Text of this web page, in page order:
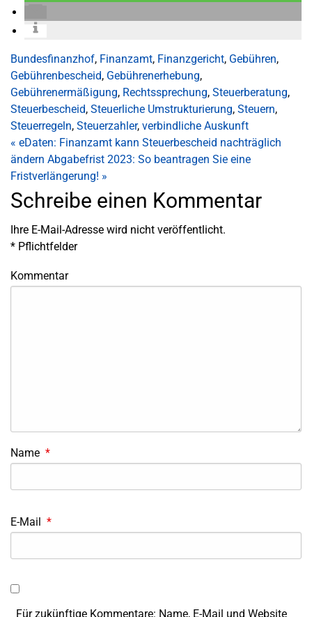
Bundesfinanzhof, Finanzamt, Finanzgericht, Gebühren,
Gebührenbescheid, Gebührenerhebung,
Gebührenermäßigung, Rechtssprechung, Steuerberatung,
Steuerbescheid, Steuerliche Umstrukturierung, Steuern,
Steuerregeln, Steuerzahler, verbindliche Auskunft
« eDaten: Finanzamt kann Steuerbescheid nachträglich
ändern Abgabefrist 2023: So beantragen Sie eine
Fristverlängerung! »
Schreibe einen Kommentar
Ihre E-Mail-Adresse wird nicht veröffentlicht.
* Pflichtfelder
Kommentar
Name *
E-Mail *
Für zukünftige Kommentare: Name, E-Mail und Website